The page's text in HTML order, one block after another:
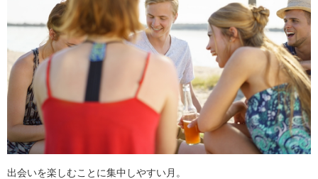
出会いを楽しむことに集中しやすい月。